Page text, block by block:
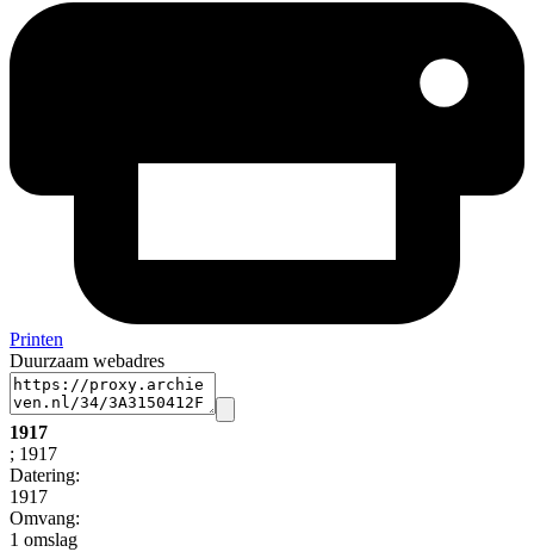
Printen
Duurzaam webadres
1917
; 1917
Datering:
1917
Omvang:
1 omslag